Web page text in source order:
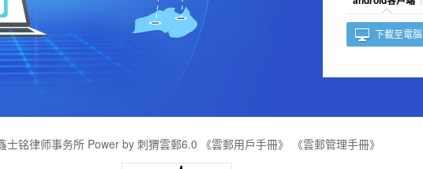
下載至電腦
士铭律师事务所 Power by 刺猬雲郵6.0 《雲郵用戶手冊》 《雲郵管理手冊》